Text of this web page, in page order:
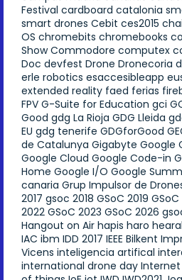
Festival cardboard catalonia
smart drones Cebit ces2015
OS chromebits chromebooks
Show Commodore computex
Doc devfest Drone Dronecoria
erle robotics esaccesibleapp
extended reality faed ferias
FPV G-Suite for Education gci
Good gdg La Rioja GDG Lleida
EU gdg tenerife GDGforGood
de Catalunya Gigabyte Google
Google Cloud Google Code-in
Home Google I/O Google
canaria Grup Impulsor de
2017 gsoc 2018 GSoC 2019
2022 GSoC 2023 GSoC 2026
Hangout on Air hapis haro
IAC ibm IDD 2017 IEEE Bilkent
Vicens inteligencia artifical
international drone day Internet